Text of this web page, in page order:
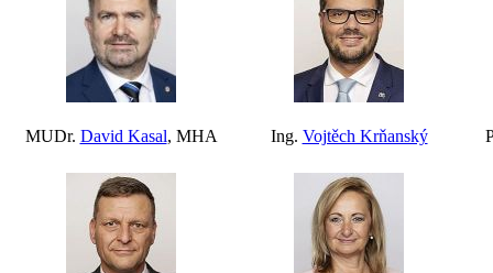
MUDr. David Kasal, MHA Ing. Vojtěch Krňanský